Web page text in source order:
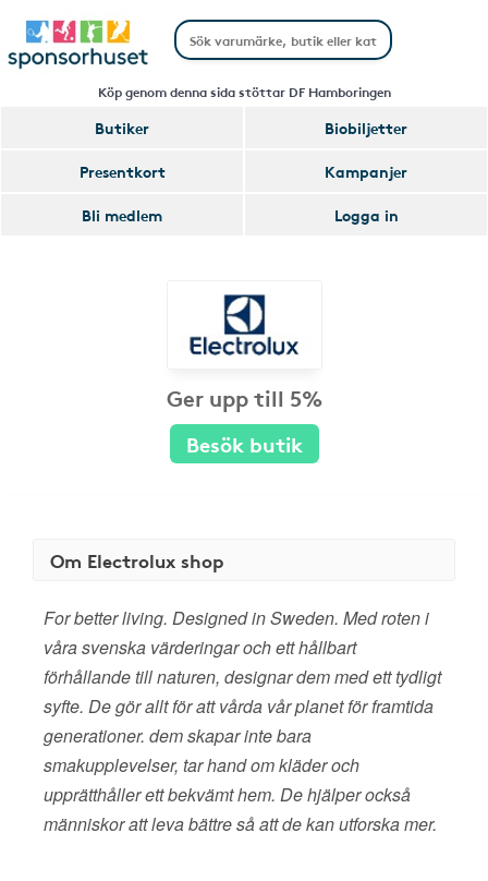
Köp genom denna sida stöttar DF Hamboringen
Butiker
Biobiljetter
Presentkort
Kampanjer
Bli medlem
Logga in
Ger upp till 5%
Besök butik
Om Electrolux shop
For better living. Designed in Sweden. Med roten i
våra svenska värderingar och ett hållbart
förhållande till naturen, designar dem med ett tydligt
syfte. De gör allt för att vårda vår planet för framtida
generationer. dem skapar inte bara
smakupplevelser, tar hand om kläder och
upprätthåller ett bekvämt hem. De hjälper också
människor att leva bättre så att de kan utforska mer.